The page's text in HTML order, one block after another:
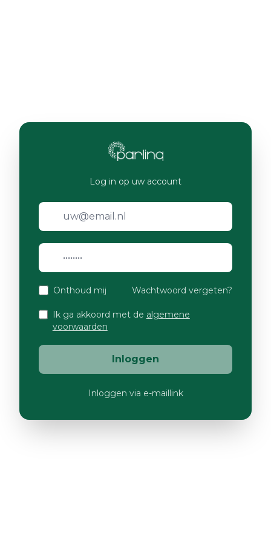
Log in op uw account
Onthoud mij Wachtwoord vergeten?
Ik ga akkoord met de algemene
voorwaarden
Inloggen
Inloggen via e-maillink